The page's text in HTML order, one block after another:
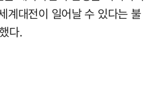
계대전이 일어날 수 있다는 불
다.